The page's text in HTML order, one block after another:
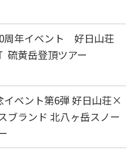
周年イベント 好日山荘
硫黄岳登頂ツアー
イベント第6弾 好日山荘×
ブランド 北八ヶ岳スノー